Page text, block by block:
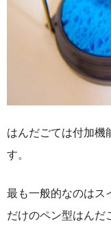
はんだごては付加機
す。
最も一般的なのはス
だけのペン型はんだ